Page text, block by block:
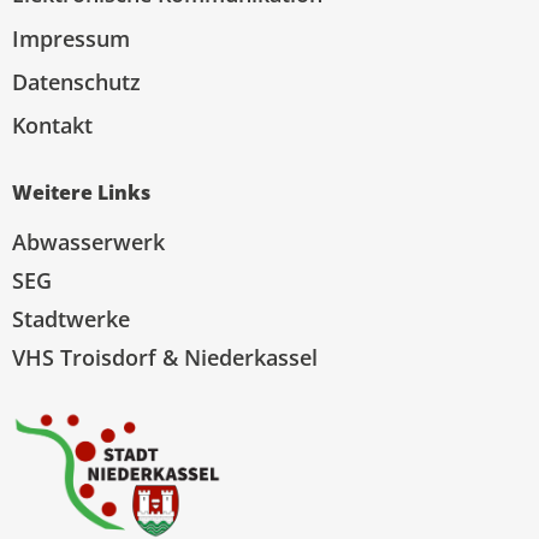
Impressum
Datenschutz
Kontakt
Weitere Links
Abwasserwerk
SEG
Stadtwerke
VHS Troisdorf & Niederkassel